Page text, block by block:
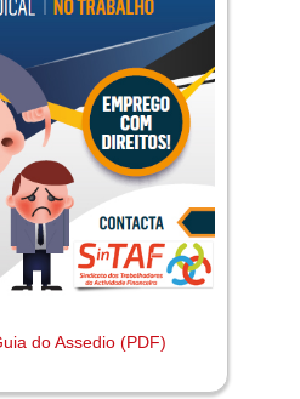
do Assedio (PDF)